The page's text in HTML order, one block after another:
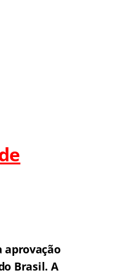
aprovação
Brasil. A